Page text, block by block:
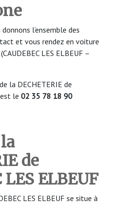
l’ensemble des
et vous rendez en voiture
LES ELBEUF –
la DECHETERIE de
est le 02 35 78 18 90
de
LES ELBEUF
LES ELBEUF se situe à